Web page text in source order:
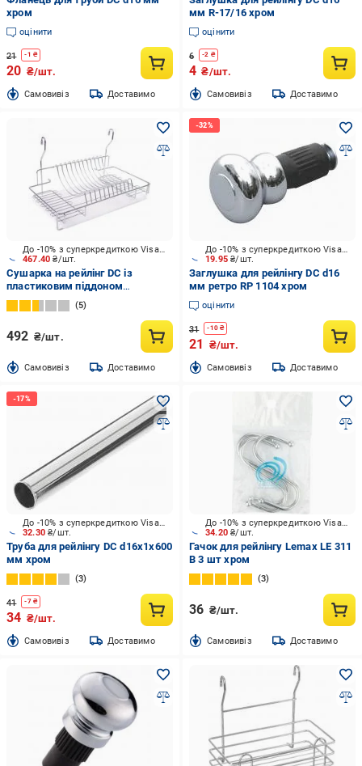
хром
оцінити
21 -1 ₴
20 ₴/шт.
Cамовивіз Доставимо
мм R-17/16 хром
оцінити
6 -2 ₴
4 ₴/шт.
Cамовивіз Доставимо
467.40₴/шт.
До -10% з суперкредиткою Visa Вигода
Сушарка на рейлінг DC із
пластиковим піддоном
445x270x260 мм хром
5
492 ₴/шт.
Cамовивіз Доставимо
19.95₴/шт.
До -10% з суперкредиткою Visa Вигода
Заглушка для рейлінгу DC d16
мм ретро RP 1104 хром
оцінити
31 -10₴
21 ₴/шт.
Cамовивіз Доставимо
32.30₴/шт.
До -10% з суперкредиткою Visa Вигода
Труба для рейлінгу DC d16x1x600
мм хром
3
41 -7₴
34 ₴/шт.
Cамовивіз Доставимо
34.20₴/шт.
До -10% з суперкредиткою Visa Вигода
Гачок для рейлінгу Lemax LE 311
B 3 шт хром
3
36 ₴/шт.
Cамовивіз Доставимо